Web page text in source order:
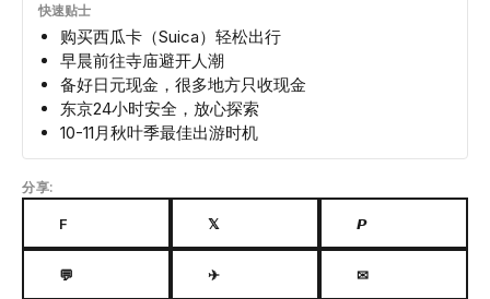
快速贴士
购买西瓜卡（Suica）轻松出行
早晨前往寺庙避开人潮
备好日元现金，很多地方只收现金
东京24小时安全，放心探索
10-11月秋叶季最佳出游时机
分享:
F 𝕏 𝙋
💬 ✈ ✉